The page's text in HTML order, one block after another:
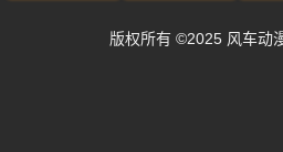
版权所有 ©2025 风车动